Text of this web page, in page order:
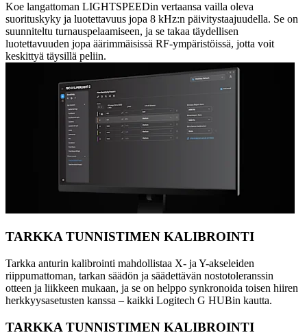
Koe langattoman LIGHTSPEEDin vertaansa vailla oleva
suorituskyky ja luotettavuus jopa 8 kHz:n päivitystaajuudella. Se on
suunniteltu turnauspelaamiseen, ja se takaa täydellisen
luotettavuuden jopa äärimmäisissä RF-ympäristöissä, jotta voit
keskittyä täysillä peliin.
TARKKA TUNNISTIMEN KALIBROINTI
Tarkka anturin kalibrointi mahdollistaa X- ja Y-akseleiden
riippumattoman, tarkan säädön ja säädettävän nostotoleranssin
otteen ja liikkeen mukaan, ja se on helppo synkronoida toisen hiiren
herkkyysasetusten kanssa – kaikki Logitech G HUBin kautta.
TARKKA TUNNISTIMEN KALIBROINTI